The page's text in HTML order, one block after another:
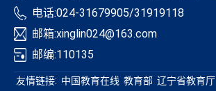
电话:024-31679905/31919118
邮箱:xinglin024@163.com
邮编:110135
友情链接: 中国教育在线 教育部 辽宁省教育厅